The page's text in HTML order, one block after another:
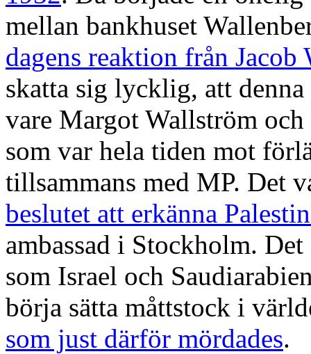
mellan bankhuset
dagens reaktion från Jacob
skatta sig lycklig, att
vare Margot Wallström
som var hela tiden mot
tillsammans med MP. Det
beslutet att erkänna
ambassad i Stockholm.
som Israel och
börja sätta måttstock i
som just därför mördades.